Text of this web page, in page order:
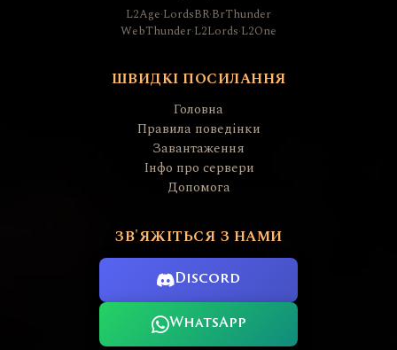
L2Age·LordsBR·BrThunder
WebThunder·L2Lords·L2One
ШВИДКІ ПОСИЛАННЯ
Головна
Правила поведінки
Завантаження
Інфо про сервери
Допомога
ЗВ'ЯЖІТЬСЯ З НАМИ
Discord
WhatsApp